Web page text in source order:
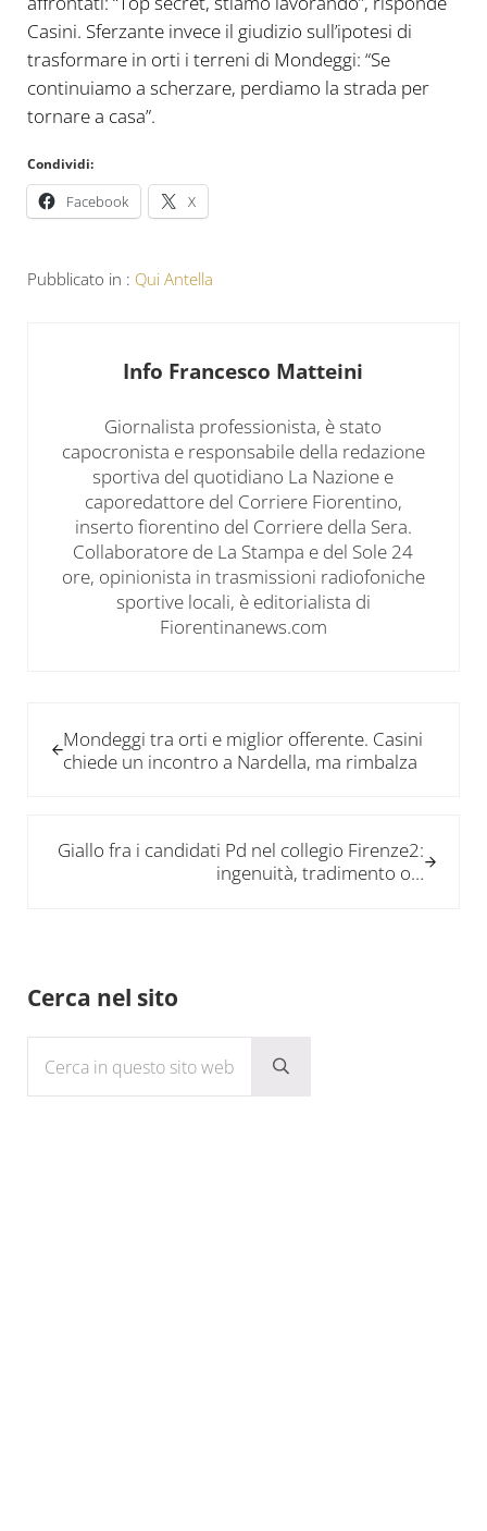
Casini. Sferzante invece il giudizio sull’ipotesi di
trasformare in orti i terreni di Mondeggi: “Se
continuiamo a scherzare, perdiamo la strada per
tornare a casa”.
Condividi:
Facebook X
Pubblicato in : Qui Antella
Info Francesco Matteini
Giornalista professionista, è stato
capocronista e responsabile della redazione
sportiva del quotidiano La Nazione e
caporedattore del Corriere Fiorentino,
inserto fiorentino del Corriere della Sera.
Collaboratore de La Stampa e del Sole 24
ore, opinionista in trasmissioni radiofoniche
sportive locali, è editorialista di
Fiorentinanews.com
Mondeggi tra orti e miglior offerente. Casini
chiede un incontro a Nardella, ma rimbalza
Giallo fra i candidati Pd nel collegio Firenze2:
ingenuità, tradimento o…
Sidebar
Cerca nel sito
Submit search